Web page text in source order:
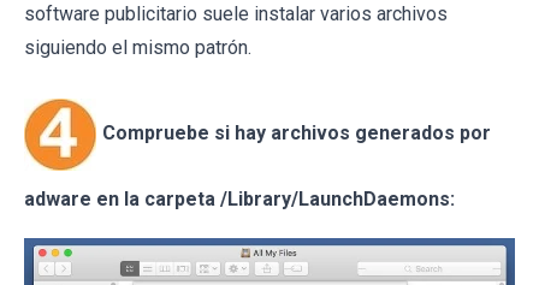
software publicitario suele instalar varios archivos
siguiendo el mismo patrón.
Compruebe si hay archivos generados por
adware en la carpeta /Library/LaunchDaemons: